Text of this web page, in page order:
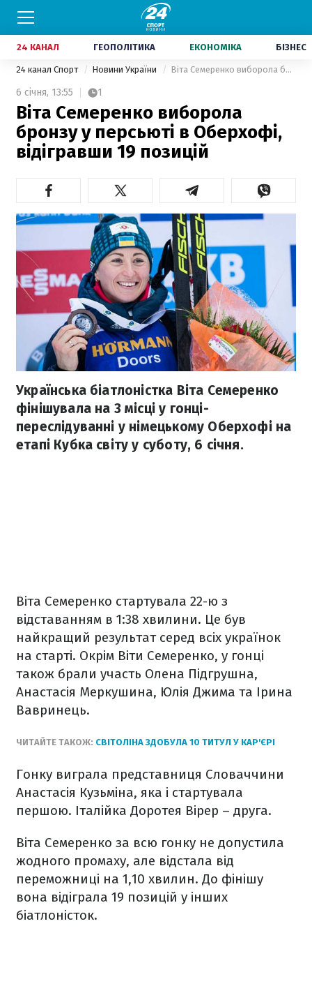
24 КАНАЛ ГЕОПОЛІТИКА ЕКОНОМІКА БІЗНЕС
24 канал Спорт Новини України Віта Семеренко виборола бронзу у персьюті в Оберхофі, відігравши 19 позицій
6 січня, 13:55 1
Віта Семеренко виборола
бронзу у персьюті в Оберхофі,
відігравши 19 позицій
Українська біатлоністка Віта Семеренко
фінішувала на 3 місці у гонці-
переслідуванні у німецькому Оберхофі на
етапі Кубка світу у суботу, 6 січня.
Віта Семеренко стартувала 22-ю з
відставанням в 1:38 хвилини. Це був
найкращий результат серед всіх українок
на старті. Окрім Віти Семеренко, у гонці
також брали участь Олена Підгрушна,
Анастасія Меркушина, Юлія Джима та Ірина
Вавринець.
ЧИТАЙТЕ ТАКОЖ: СВІТОЛІНА ЗДОБУЛА 10 ТИТУЛ У КАР'ЄРІ
Гонку виграла представниця Словаччини
Анастасія Кузьміна, яка і стартувала
першою. Італійка Доротея Вірер – друга.
Віта Семеренко за всю гонку не допустила
жодного промаху, але відстала від
переможниці на 1,10 хвилин. До фінішу
вона відіграла 19 позицій у інших
біатлоністок.